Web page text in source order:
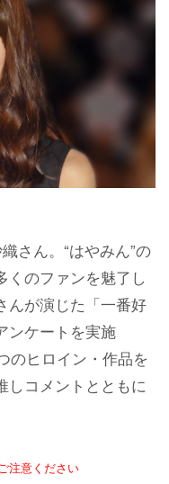
さん。“はやみん”の
くのファンを魅了し
んが演じた「一番好
ンケートを実施
のヒロイン・作品を
しコメントとともに
注意ください